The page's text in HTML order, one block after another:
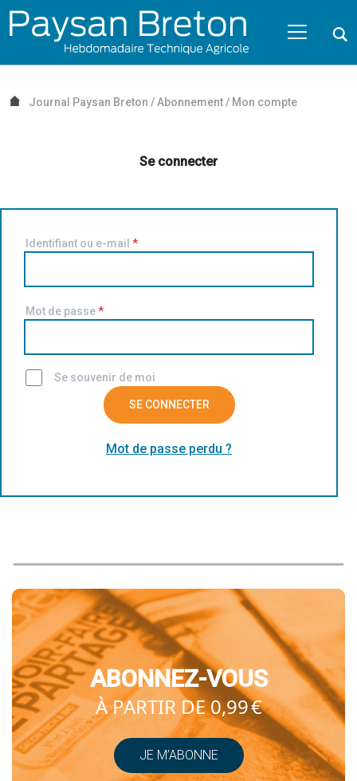
Passer au contenu
NAVIGATION MOBILE
NAVIGATION
PRINCIPALE
Journal Paysan Breton / Abonnement/ Mon compte
Se connecter
Identifiant ou e-mail *
Mot de passe*
Se souvenir de moi
SE CONNECTER
Mot de passe perdu ?
ABONNEZ-VOUS
À PARTIR DE 0,99 €
JE M’ABONNE